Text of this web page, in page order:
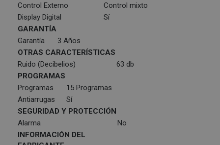
Control Externo
Control mixto
Display Digital
Sí
GARANTÍA
Garantía
3 Años
OTRAS CARACTERÍSTICAS
Ruido (Decibelios)
63 db
PROGRAMAS
Programas
15 Programas
Antiarrugas
Sí
SEGURIDAD Y PROTECCIÓN
Alarma
No
INFORMACIÓN DEL